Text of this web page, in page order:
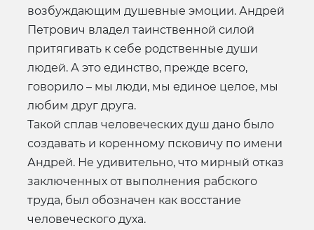
возбуждающим душевные эмоции. Андрей
Петрович владел таинственной силой
притягивать к себе родственные души
людей. А это единство, прежде всего,
говорило – мы люди, мы единое целое, мы
любим друг друга.
Такой сплав человеческих душ дано было
создавать и коренному псковичу по имени
Андрей. Не удивительно, что мирный отказ
заключенных от выполнения рабского
труда, был обозначен как восстание
человеческого духа.